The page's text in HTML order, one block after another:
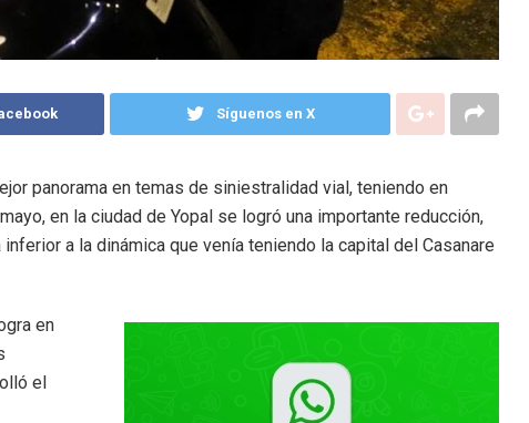
Síguenos en X
panorama en temas de siniestralidad vial, teniendo en
en la ciudad de Yopal se logró una importante reducción,
a la dinámica que venía teniendo la capital del Casanare
en
el